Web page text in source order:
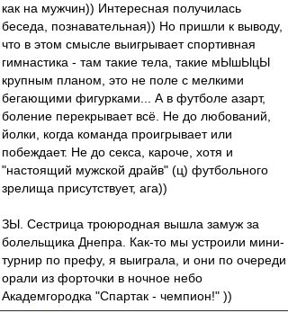
как на мужчин)) Интересная получилась
беседа, познавательная)) Но пришли к выводу,
что в этом смысле выигрывает спортивная
гимнастика - там такие тела, такие мЫшЫцЫ
крупным планом, это не поле с мелкими
бегающими фигурками... А в футболе азарт,
боление перекрывает всё. Не до любований,
йолки, когда команда проигрывает или
побеждает. Не до секса, кароче, хотя и
"настоящий мужской драйв" (ц) футбольного
зрелища присутствует, ага))
ЗЫ. Сестрица троюродная вышла замуж за
болельщика Днепра. Как-то мы устроили мини-
турнир по префу, я выиграла, и они по очереди
орали из форточки в ночное небо
Академгородка "Спартак - чемпион!" ))